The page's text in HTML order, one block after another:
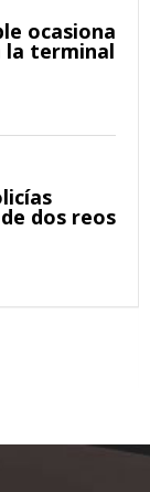
ocasiona
la terminal
dos reos